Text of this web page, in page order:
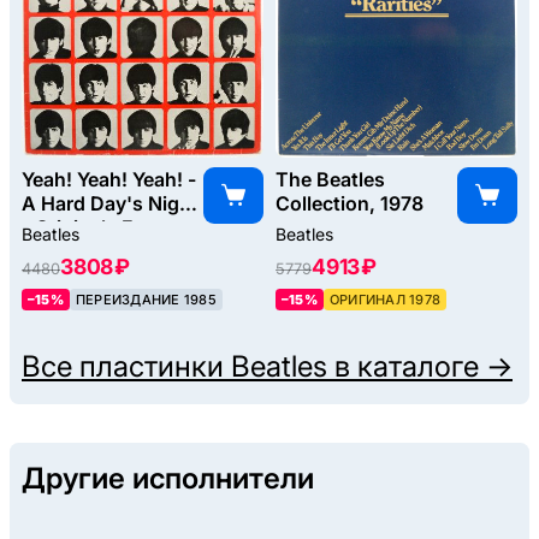
Yeah! Yeah! Yeah! -
A Hard Day's Night
- Originals From
Picture, 1964
Beatles
44803808 ₽
–15% ПЕРЕИЗДАНИЕ 1985
The Beatles
Collection, 1978
Beatles
57794913 ₽
–15% ОРИГИНАЛ 1978
Все пластинки Beatles в каталоге →
Другие исполнители